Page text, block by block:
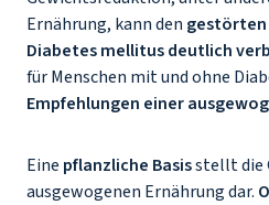
Ernährung, kann den gestörten
Diabetes mellitusdeutlich
für Menschen mit und ohne
Empfehlungen einer
Eine pflanzliche Basisstellt die
ausgewogenen Ernährung dar.